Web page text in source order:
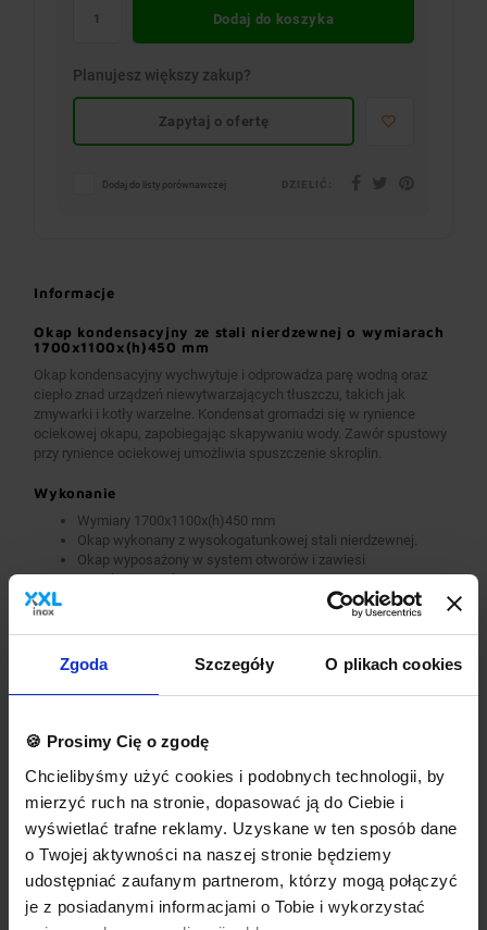
Zgoda Szczegóły O plikach cookies
🍪 Prosimy Cię o zgodę
Chcielibyśmy użyć cookies i podobnych technologii, by
mierzyć ruch na stronie, dopasować ją do Ciebie i
wyświetlać trafne reklamy. Uzyskane w ten sposób dane
o Twojej aktywności na naszej stronie będziemy
udostępniać zaufanym partnerom, którzy mogą połączyć
je z posiadanymi informacjami o Tobie i wykorzystać
Dodaj do koszyka
Planujesz większy zakup?
Zapytaj o ofertę
Dodaj do listy porównawczej
Informacje
Okap kondensacyjny ze stali nierdzewnej o wymiarach
1700x1100x(h)450 mm
Okap kondensacyjny wychwytuje i odprowadza parę wodną oraz
ciepło znad urządzeń niewytwarzających tłuszczu, takich jak
zmywarki i kotły warzelne. Kondensat gromadzi się w rynience
ociekowej okapu, zapobiegając skapywaniu wody. Zawór spustowy
przy rynience ociekowej umożliwia spuszczenie skroplin.
Wykonanie
Wymiary 1700x1100x(h)450 mm
Okap wykonany z wysokogatunkowej stali nierdzewnej.
Okap wyposażony w system otworów i zawiesi
umożliwiających montaż.
Króćce stanowią dodatkowe wyposażenie okapu.
Okap należy podłączyć do wentylatora lub instalacji
wentylacyjnej w budynku.
Opcje dodatkowe
wykonanie w standardzie AISI 304
inne dodatkowe wymagania
Wyposażenie dodatkowe dostępne za dopłatą. Prosimy o wybranie
odpowiednich opcji przed dodaniem produktu do koszyka. W
przypadku niestandardowych wymagań dotyczących produktu
prosimy o dodanie komentarza w polu Dodatkowe wymagania.
Najwyższa jakość wykonania